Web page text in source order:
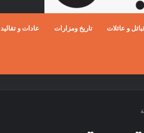
و عائلات تاريخ ومزارات عادات و تقاليد